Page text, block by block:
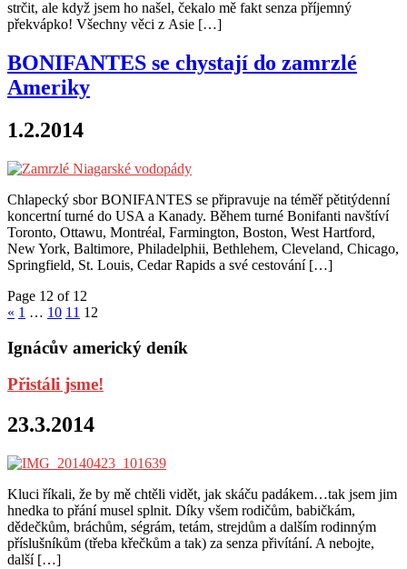
strčit, ale když jsem ho našel, čekalo mě fakt senza příjemný
překvápko! Všechny věci z Asie […]
BONIFANTES se chystají do zamrzlé
Ameriky
1.2.2014
Chlapecký sbor BONIFANTES se připravuje na téměř pětitýdenní
koncertní turné do USA a Kanady. Během turné Bonifanti navštíví
Toronto, Ottawu, Montréal, Farmington, Boston, West Hartford,
New York, Baltimore, Philadelphii, Bethlehem, Cleveland, Chicago,
Springfield, St. Louis, Cedar Rapids a své cestování […]
Page 12 of 12
« 1 … 10 11 12
Ignácův americký deník
Přistáli jsme!
23.3.2014
Kluci říkali, že by mě chtěli vidět, jak skáču padákem…tak jsem jim
hnedka to přání musel splnit. Díky všem rodičům, babičkám,
dědečkům, bráchům, ségrám, tetám, strejdům a dalším rodinným
příslušníkům (třeba křečkům a tak) za senza přivítání. A nebojte,
další […]